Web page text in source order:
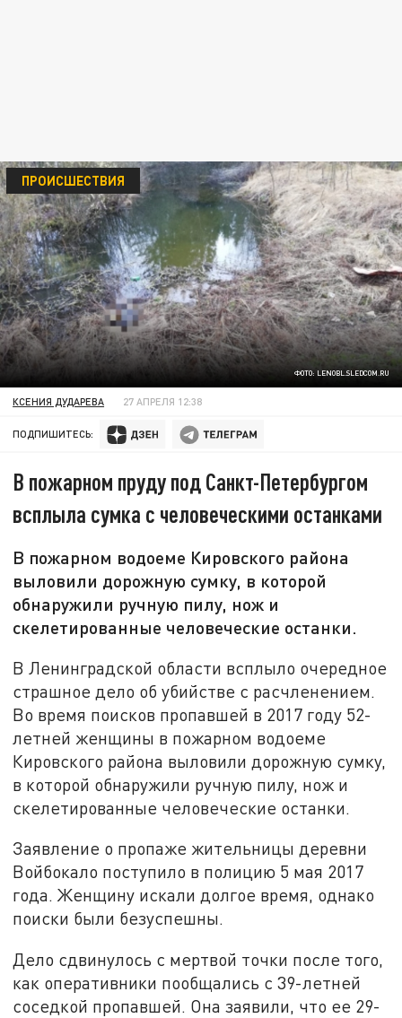
ФОТО: LENOBL.SLEDCOM.RU
ПРОИСШЕСТВИЯ
КСЕНИЯ ДУДАРЕВА 27 АПРЕЛЯ 12:38
ПОДПИШИТЕСЬ:
В пожарном пруду под Санкт-Петербургом
всплыла сумка с человеческими останками
В пожарном водоеме Кировского района
выловили дорожную сумку, в которой
обнаружили ручную пилу, нож и
скелетированные человеческие останки.
В Ленинградской области всплыло очередное
страшное дело об убийстве с расчленением.
Во время поисков пропавшей в 2017 году 52-
летней женщины в пожарном водоеме
Кировского района выловили дорожную сумку,
в которой обнаружили ручную пилу, нож и
скелетированные человеческие останки.
Заявление о пропаже жительницы деревни
Войбокало поступило в полицию 5 мая 2017
года. Женщину искали долгое время, однако
поиски были безуспешны.
Дело сдвинулось с мертвой точки после того,
как оперативники пообщались с 39-летней
соседкой пропавшей. Она заявили, что ее 29-